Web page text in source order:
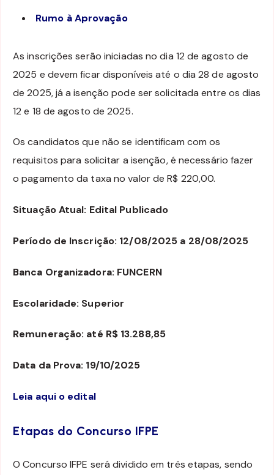
Rumo à Aprovação
As inscrições serão iniciadas no dia 12 de agosto de
2025 e devem ficar disponíveis até o dia 28 de agosto
de 2025, já a isenção pode ser solicitada entre os dias
12 e 18 de agosto de 2025.
Os candidatos que não se identificam com os
requisitos para solicitar a isenção, é necessário fazer
o pagamento da taxa no valor de R$ 220,00.
Situação Atual: Edital Publicado
Período de Inscrição: 12/08/2025 a 28/08/2025
Banca Organizadora: FUNCERN
Escolaridade: Superior
Remuneração: até R$ 13.288,85
Data da Prova: 19/10/2025
Leia aqui o edital
Etapas do Concurso IFPE
O Concurso IFPE será dividido em três etapas, sendo